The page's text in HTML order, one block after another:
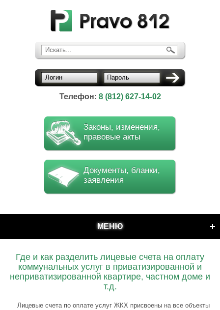
Искать...
Логин Пароль
Телефон: 8 (812) 627-14-02
Законы, изменения,
правовые акты
Документы, бланки,
заявления
МЕНЮ
Где и как разделить лицевые счета на оплату
коммунальных услуг в приватизированной и
неприватизированной квартире, частном доме и
т.д.
Лицевые счета по оплате услуг ЖКХ присвоены на все объекты